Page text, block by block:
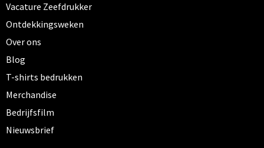
Vacature Zeefdrukker
Ontdekkingsweken
Over ons
Blog
T-shirts bedrukken
Merchandise
Bedrijfsfilm
Nieuwsbrief